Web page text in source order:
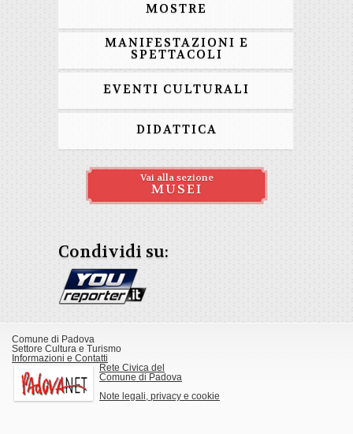
MOSTRE
MANIFESTAZIONI E
SPETTACOLI
EVENTI CULTURALI
DIDATTICA
Vai alla sezione
MUSEI
Condividi su:
Comune di Padova
Settore Cultura e Turismo
Informazioni e Contatti
Rete Civica del
Comune di Padova
Note legali, privacy e cookie